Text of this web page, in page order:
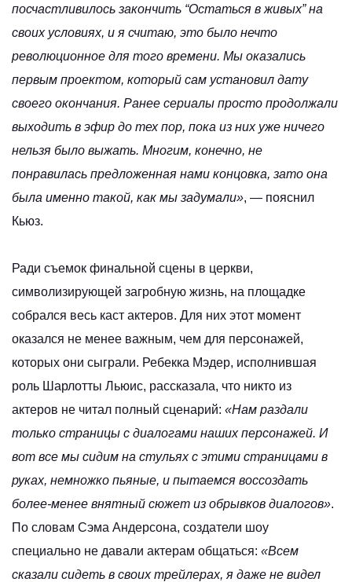
посчастливилось закончить “Остаться в живых” на
своих условиях, и я считаю, это было нечто
революционное для того времени. Мы оказались
первым проектом, который сам установил дату
своего окончания. Ранее сериалы просто продолжали
выходить в эфир до тех пор, пока из них уже ничего
нельзя было выжать. Многим, конечно, не
понравилась предложенная нами концовка, зато она
была именно такой, как мы задумали», — пояснил
Кьюз.
Ради съемок финальной сцены в церкви,
символизирующей загробную жизнь, на площадке
собрался весь каст актеров. Для них этот момент
оказался не менее важным, чем для персонажей,
которых они сыграли. Ребекка Мэдер, исполнившая
роль Шарлотты Льюис, рассказала, что никто из
актеров не читал полный сценарий: «Нам раздали
только страницы с диалогами наших персонажей. И
вот все мы сидим на стульях с этими страницами в
руках, немножко пьяные, и пытаемся воссоздать
более-менее внятный сюжет из обрывков диалогов».
По словам Сэма Андерсона, создатели шоу
специально не давали актерам общаться: «Всем
сказали сидеть в своих трейлерах, я даже не видел